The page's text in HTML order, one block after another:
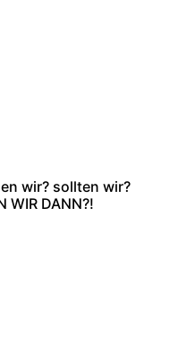
wir? sollten wir?
WIR DANN?!